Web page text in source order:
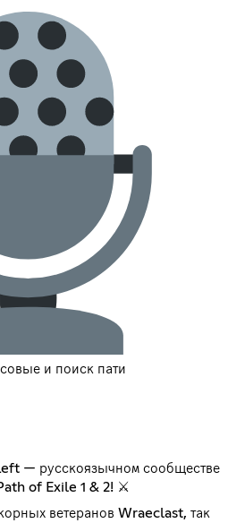
и поиск пати
— русскоязычном сообществе
of Exile 1 & 2! ⚔️
ветеранов Wraeclast, так